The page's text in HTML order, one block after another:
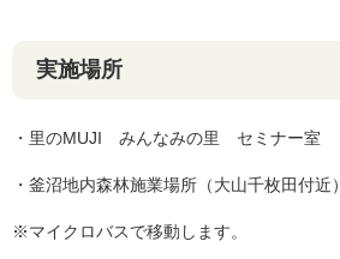
実施場所
・里のMUJI みんなみの里 セミナー室
・釜沼地内森林施業場所（大山千枚田付近）
※マイクロバスで移動します。